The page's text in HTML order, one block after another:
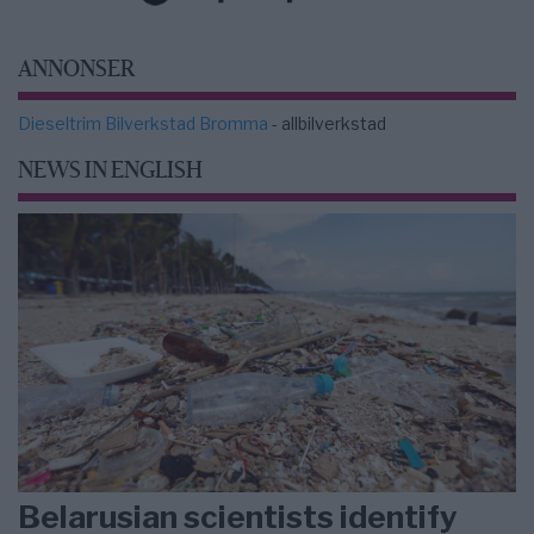
ANNONSER
Dieseltrim Bilverkstad Bromma - allbilverkstad
NEWS IN ENGLISH
Belarusian scientists identify